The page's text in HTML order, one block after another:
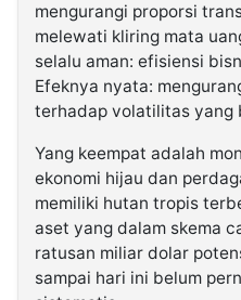
mengurangi proporsi
melewati kliring mata
selalu aman: efisiensi
Efeknya nyata:
terhadap volatilitas yang
Yang keempat adalah
ekonomi hijau dan
memiliki hutan tropis
aset yang dalam skema
ratusan miliar dolar
sampai hari ini belum